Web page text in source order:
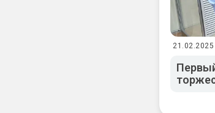
21.02.2025